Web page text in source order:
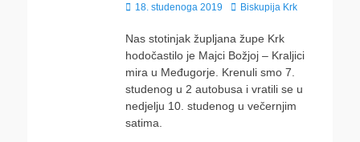
Posted
18. studenoga 2019 Author
Biskupija Krk
Nas stotinjak župljana župe Krk
hodočastilo je Majci Božjoj – Kraljici
mira u Međugorje. Krenuli smo 7.
studenog u 2 autobusa i vratili se u
nedjelju 10. studenog u večernjim
satima.